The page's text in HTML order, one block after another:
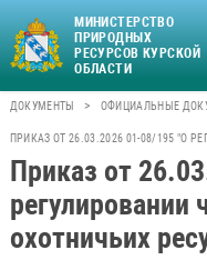
МИНИСТЕРСТВО
ПРИРОДНЫХ
РЕСУРСОВ КУРСКОЙ
ОБЛАСТИ
ДОКУМЕНТЫ > ОФИЦИАЛЬНЫЕ
ПРИКАЗ ОТ 26.03.2026 01-08/195 "О
Приказ от
регулировании
охотничьих